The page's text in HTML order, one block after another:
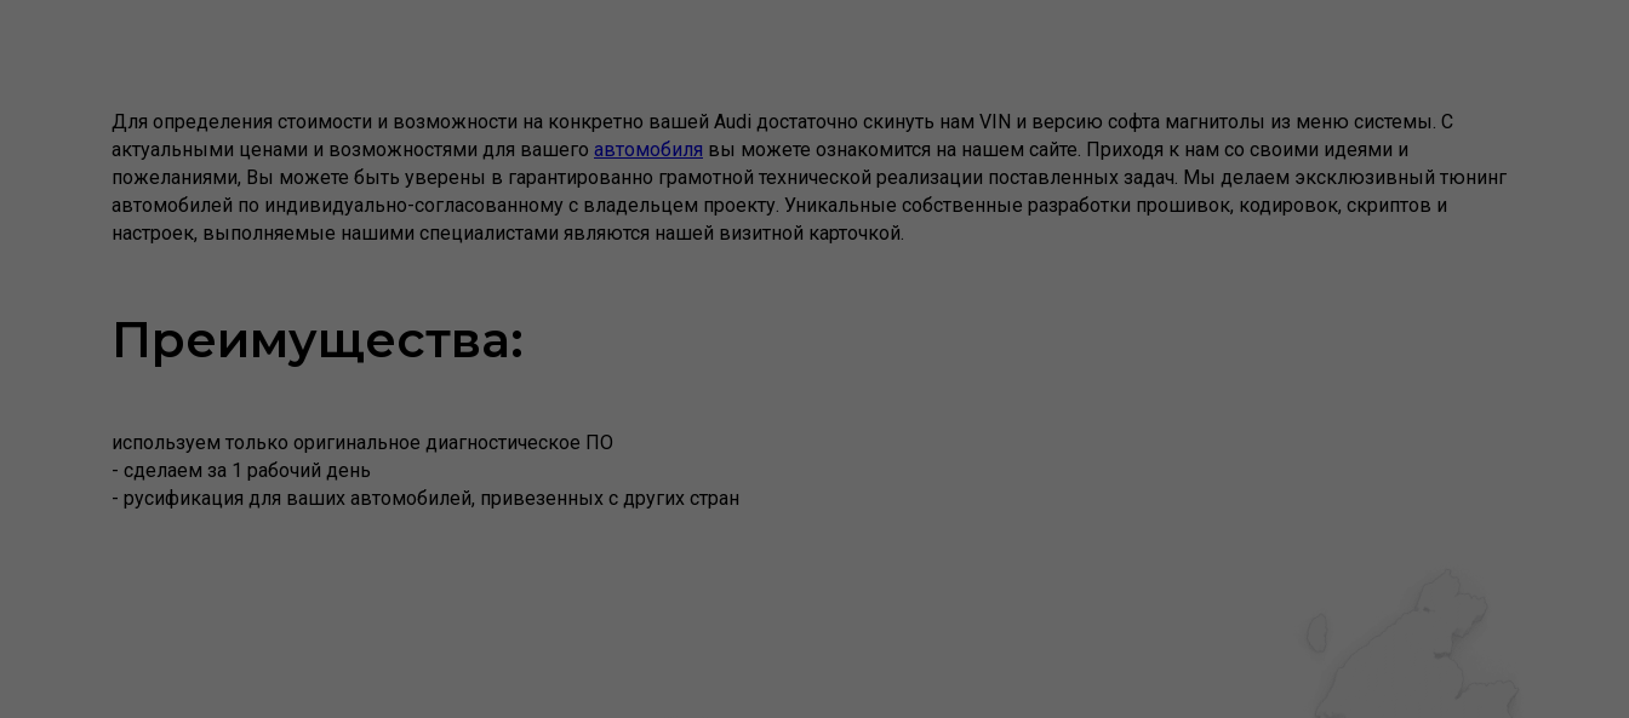
Для определения стоимости и возможности на конкретно вашей Audi достаточно скинуть нам VIN и версию софта магнитолы из меню системы. С
актуальными ценами и возможностями для вашего автомобиля вы можете ознакомится на нашем сайте. Приходя к нам со своими идеями и
пожеланиями, Вы можете быть уверены в гарантированно грамотной технической реализации поставленных задач. Мы делаем эксклюзивный тюнинг
автомобилей по индивидуально-согласованному с владельцем проекту. Уникальные собственные разработки прошивок, кодировок, скриптов и
настроек, выполняемые нашими специалистами являются нашей визитной карточкой.
Преимущества:
используем только оригинальное диагностическое ПО
- сделаем за 1 рабочий день
- русификация для ваших автомобилей, привезенных с других стран